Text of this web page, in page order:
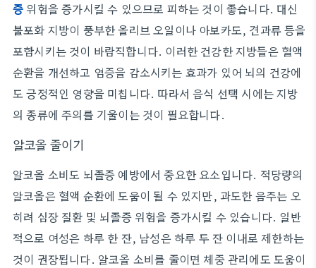
증 위험을 증가시킬 수 있으므로 피하는 것이 좋습니다. 대신
불포화 지방이 풍부한 올리브 오일이나 아보카도, 견과류 등을
포함시키는 것이 바람직합니다. 이러한 건강한 지방들은 혈액
순환을 개선하고 염증을 감소시키는 효과가 있어 뇌의 건강에
도 긍정적인 영향을 미칩니다. 따라서 음식 선택 시에는 지방
의 종류에 주의를 기울이는 것이 필요합니다.
알코올 줄이기
알코올 소비도 뇌졸증 예방에서 중요한 요소입니다. 적당량의
알코올은 혈액 순환에 도움이 될 수 있지만, 과도한 음주는 오
히려 심장 질환 및 뇌졸증 위험을 증가시킬 수 있습니다. 일반
적으로 여성은 하루 한 잔, 남성은 하루 두 잔 이내로 제한하는
것이 권장됩니다. 알코올 소비를 줄이면 체중 관리에도 도움이